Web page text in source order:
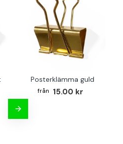
Posterklämma guld
15.00 kr